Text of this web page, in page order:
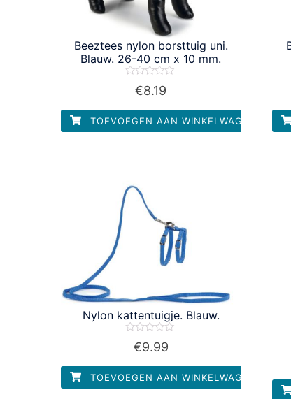
Beeztees nylon borsttuig uni.
Blauw. 26-40 cm x 10 mm.
Waardering
5
€8.19
TOEVOEGEN AAN WINKELWAGEN
Nylon kattentuigje. Blauw.
Waardering
5
€9.99
TOEVOEGEN AAN WINKELWAGEN